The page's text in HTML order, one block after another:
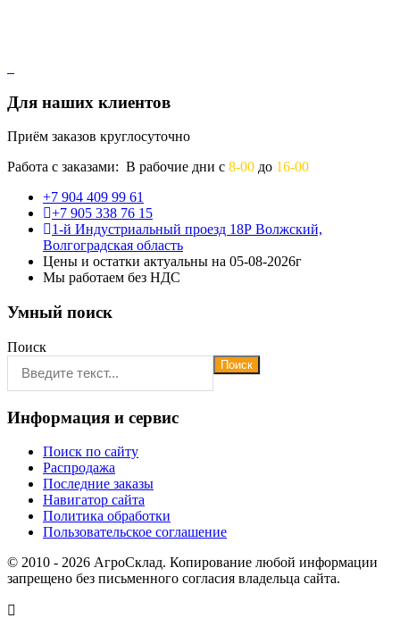
Для наших клиентов
Приём заказов круглосуточно
Работа с заказами: В рабочие дни с 8-00 до 16-00
+7 904 409 99 61
+7 905 338 76 15
1-й Индустриальный проезд 18Р Волжский,
Волгоградская область
Цены и остатки актуальны на 05-08-2026г
Мы работаем без НДС
Умный поиск
Поиск
Поиск
Информация и сервис
Поиск по сайту
Распродажа
Последние заказы
Навигатор сайта
Политика обработки
Пользовательское соглашение
© 2010 - 2026 АгроСклад. Копирование любой информации
запрещено без письменного согласия владельца сайта.